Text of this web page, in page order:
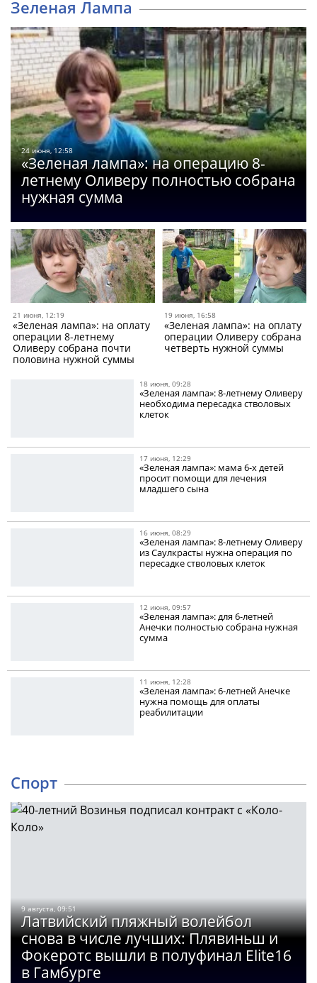
Зеленая Лампа
24 июня, 12:58
«Зеленая лампа»: на операцию 8-
летнему Оливеру полностью собрана
нужная сумма
21 июня, 12:19
«Зеленая лампа»: на оплату
операции 8-летнему
Оливеру собрана почти
половина нужной суммы
19 июня, 16:58
«Зеленая лампа»: на оплату
операции Оливеру собрана
четверть нужной суммы
18 июня, 09:28
«Зеленая лампа»: 8-летнему Оливеру
необходима пересадка стволовых
клеток
17 июня, 12:29
«Зеленая лампа»: мама 6-х детей
просит помощи для лечения
младшего сына
16 июня, 08:29
«Зеленая лампа»: 8-летнему Оливеру
из Саулкрасты нужна операция по
пересадке стволовых клеток
12 июня, 09:57
«Зеленая лампа»: для 6-летней
Анечки полностью собрана нужная
сумма
11 июня, 12:28
«Зеленая лампа»: 6-летней Анечке
нужна помощь для оплаты
реабилитации
Спорт
9 августа, 09:51
Латвийский пляжный волейбол
снова в числе лучших: Плявиньш и
Фокеротс вышли в полуфинал Elite16
в Гамбурге